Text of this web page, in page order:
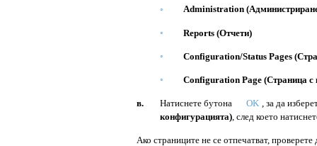
◦ Administration
◦ Reports (Отчети)
◦ Configuration/Status Pages
◦ Configuration Page (Страница с
в. Натиснете бутона OK , за да
конфигурацията), след което
Ако страниците не се отпечатват,